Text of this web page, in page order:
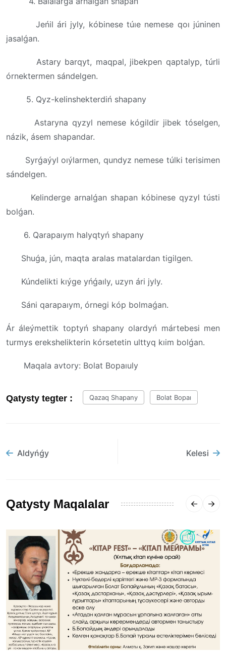
Jeńil ári jyly, kóbinese túıe nemese qoı júninen
jasalǵan.
Astary barqyt, maqpal, jibekpen qaptalyp, túrli
órnektermen sándelgen.
5. Qyz-kelinshekterdiń shapany
Astaryna qyzyl nemese kógildir jibek tóselgen,
názik, ásem shapandar.
Syrǵaýyl oıýlarmen, qundyz nemese túlki terisimen
sándelgen.
Kelinderge arnalǵan shapan kóbinese qyzyl tústi
bolǵan.
6. Qarapaıym halyqtyń shapany
Shuǵa, jún, maqta aralas matalardan tigilgen.
Kúndelikti kıýge yńǵaıly, uzyn ári jyly.
Sáni qarapaıym, órnegi kóp bolmaǵan.
Ár áleýmettik toptyń shapany olardyń mártebesi men
turmys erekshelikterin kórsetetin ulttyq kıim bolǵan.
Maqala avtory: Bolat Bopaıuly
Qatysty tegter : Qazaq Shapany Bolat Bopaı
Aldyńǵy Kelesi
Qatysty Maqalalar